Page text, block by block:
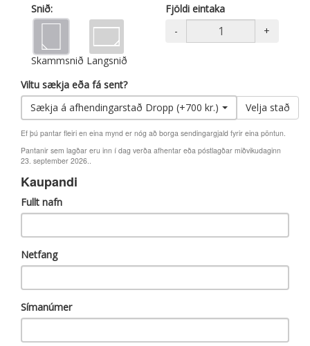
Snið:
Skammsnið Langsnið
Fjöldi eintaka
-
+
Viltu sækja eða fá sent?
Sækja á afhendingarstað Dropp (+700 kr.)
Velja stað
Ef þú pantar fleiri en eina mynd er nóg að borga sendingargjald fyrir eina pöntun.
Pantanir sem lagðar eru inn í dag verða afhentar eða póstlagðar miðvikudaginn
23. september 2026..
Kaupandi
Fullt nafn
Netfang
Símanúmer